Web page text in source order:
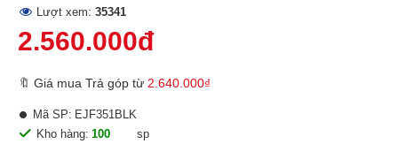
Lượt xem: 35341
2.560.000đ
🔖 Giá mua Trả góp từ 2.640.000₫
Kho hàng: 100
sp
Mã SP: EJF351BLK